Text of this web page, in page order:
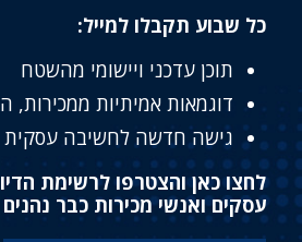
כל שבוע תקבלו למייל:
תוכן עדכני ויישומי מהשטח
דוגמאות אמיתיות ממכירות,
גישה חדשה לחשיבה עסקית
לחצו כאן והצטרפו לרשימת
עסקים ואנשי מכירות כבר